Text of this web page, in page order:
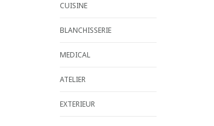
CUISINE
BLANCHISSERIE
MEDICAL
ATELIER
EXTERIEUR